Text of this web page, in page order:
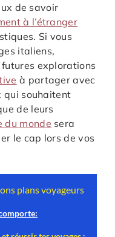
de savoir
à l’étranger
Si vous
italiens,
explorations
à partager avec
qui souhaitent
de leurs
du monde sera
le cap lors de vos